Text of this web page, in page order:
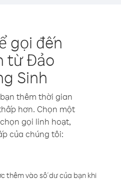
gọi đến
từ Đảo
Sinh
thêm thời gian
hơn. Chọn một
gọi linh hoạt,
của chúng tôi:
thêm vào số dư của bạn khi